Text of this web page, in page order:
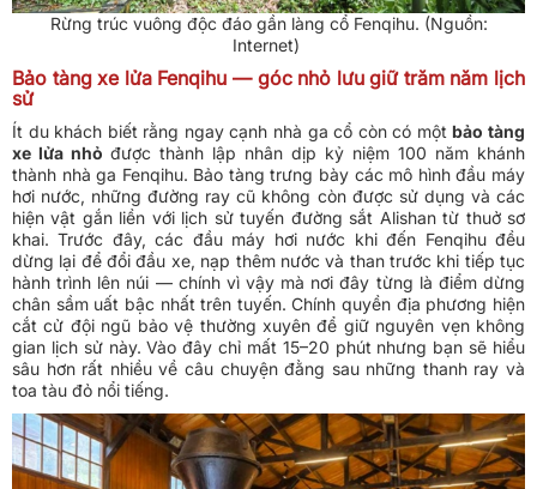
Rừng trúc vuông độc đáo gần làng cổ Fenqihu. (Nguồn:
Internet)
Bảo tàng xe lửa Fenqihu — góc nhỏ lưu giữ trăm năm lịch
sử
Ít du khách biết rằng ngay cạnh nhà ga cổ còn có mộtbảo tàng
xe lửa nhỏ được thành lập nhân dịp kỷ niệm 100 năm khánh
thành nhà ga Fenqihu. Bảo tàng trưng bày các mô hình đầu máy
hơi nước, những đường ray cũ không còn được sử dụng và các
hiện vật gắn liền với lịch sử tuyến đường sắt Alishan từ thuở sơ
khai. Trước đây, các đầu máy hơi nước khi đến Fenqihu đều
dừng lại để đổi đầu xe, nạp thêm nước và than trước khi tiếp tục
hành trình lên núi — chính vì vậy mà nơi đây từng là điểm dừng
chân sầm uất bậc nhất trên tuyến. Chính quyền địa phương hiện
cắt cử đội ngũ bảo vệ thường xuyên để giữ nguyên vẹn không
gian lịch sử này. Vào đây chỉ mất 15–20 phút nhưng bạn sẽ hiểu
sâu hơn rất nhiều về câu chuyện đằng sau những thanh ray và
toa tàu đỏ nổi tiếng.